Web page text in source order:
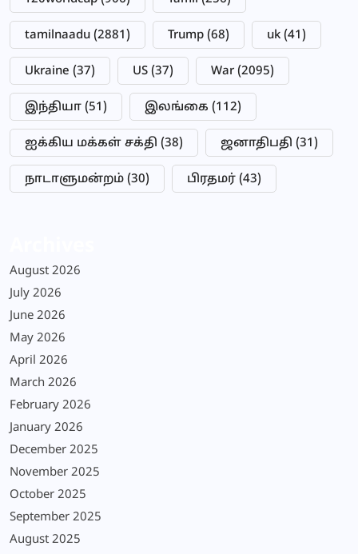
tamilnaadu (2881) Trump (68) uk (41)
Ukraine (37) US (37) War (2095)
இந்தியா (51) இலங்கை (112)
ஐக்கிய மக்கள் சக்தி (38) ஜனாதிபதி (31)
நாடாளுமன்றம் (30) பிரதமர் (43)
August 2026
July 2026
June 2026
May 2026
April 2026
March 2026
February 2026
January 2026
December 2025
November 2025
October 2025
September 2025
August 2025